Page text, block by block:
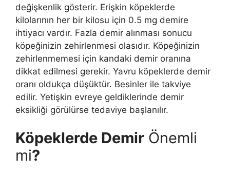
değişkenlik gösterir. Erişkin köpeklerde
kilolarının her bir kilosu için 0.5 mg demire
ihtiyacı vardır. Fazla demir alınması sonucu
köpeğinizin zehirlenmesi olasıdır. Köpeğinizin
zehirlenmemesi için kandaki demir oranına
dikkat edilmesi gerekir. Yavru köpeklerde demir
oranı oldukça düşüktür. Besinler ile takviye
edilir. Yetişkin evreye geldiklerinde demir
eksikliği görülürse tedaviye başlanılır.
Köpeklerde Demir Önemli
mi?